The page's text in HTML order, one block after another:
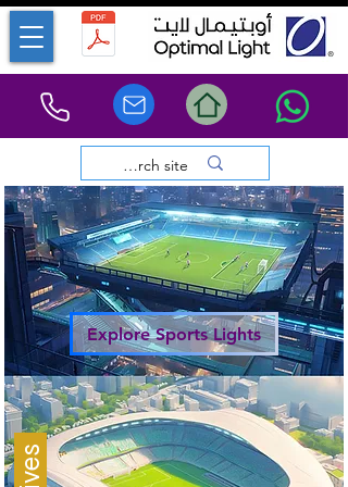
Explore Sports Lights